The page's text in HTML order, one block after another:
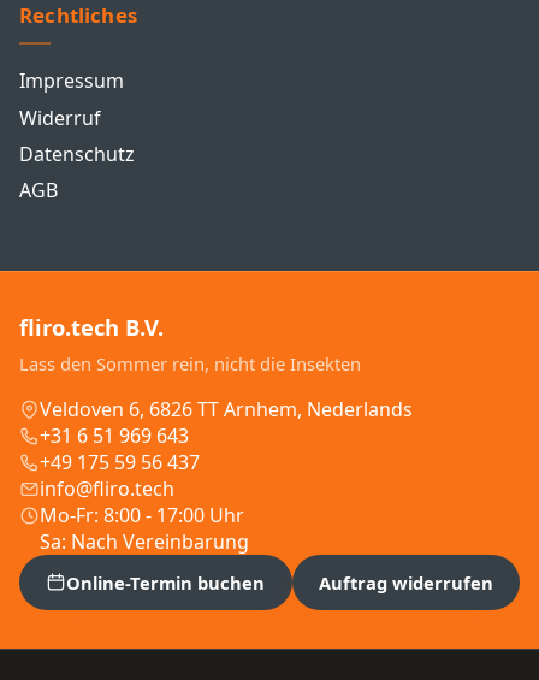
Rechtliches
Impressum
Widerruf
Datenschutz
AGB
fliro.tech B.V.
Lass den Sommer rein, nicht die Insekten
Veldoven 6, 6826 TT Arnhem, Nederlands
+31 6 51 969 643
+49 175 59 56 437
info@fliro.tech
Mo-Fr: 8:00 - 17:00 Uhr
Sa: Nach Vereinbarung
Online-Termin buchen Auftrag widerrufen